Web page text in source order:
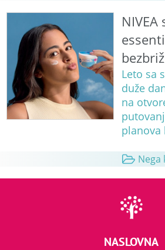
Leto sa
duže
na
planova
Nega
NASLOVNA